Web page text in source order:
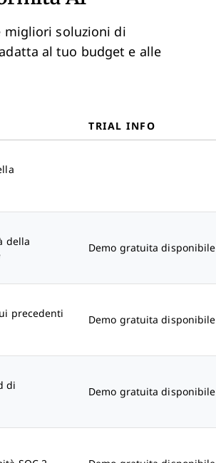
migliori soluzioni di
al tuo budget e alle
TRIAL INFO
della
Demo gratuita disponibile
precedenti
Demo gratuita disponibile
di
Demo gratuita disponibile